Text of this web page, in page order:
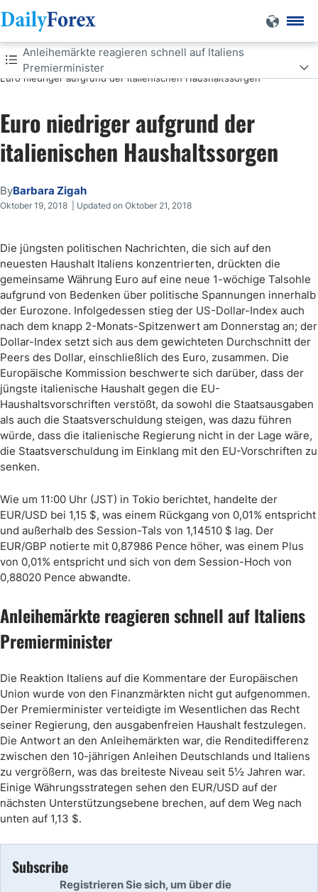
DF Forex Nachrichten
Euro niedriger aufgrund der italienischen Haushaltssorgen
Anleihemärkte reagieren schnell auf Italiens
Premierminister
Euro niedriger aufgrund der
italienischen Haushaltssorgen
ByBarbara Zigah
Oktober 19, 2018 | Updated on Oktober 21, 2018
Die jüngsten politischen Nachrichten, die sich auf den
neuesten Haushalt Italiens konzentrierten, drückten die
gemeinsame Währung Euro auf eine neue 1-wöchige Talsohle
aufgrund von Bedenken über politische Spannungen innerhalb
der Eurozone. Infolgedessen stieg der US-Dollar-Index auch
nach dem knapp 2-Monats-Spitzenwert am Donnerstag an; der
Dollar-Index setzt sich aus dem gewichteten Durchschnitt der
Peers des Dollar, einschließlich des Euro, zusammen. Die
Europäische Kommission beschwerte sich darüber, dass der
jüngste italienische Haushalt gegen die EU-
Haushaltsvorschriften verstößt, da sowohl die Staatsausgaben
als auch die Staatsverschuldung steigen, was dazu führen
würde, dass die italienische Regierung nicht in der Lage wäre,
die Staatsverschuldung im Einklang mit den EU-Vorschriften zu
senken.
Wie um 11:00 Uhr (JST) in Tokio berichtet, handelte der
EUR/USD bei 1,15 $, was einem Rückgang von 0,01% entspricht
und außerhalb des Session-Tals von 1,14510 $ lag. Der
EUR/GBP notierte mit 0,87986 Pence höher, was einem Plus
von 0,01% entspricht und sich von dem Session-Hoch von
0,88020 Pence abwandte.
Anleihemärkte reagieren schnell auf Italiens
Premierminister
Die Reaktion Italiens auf die Kommentare der Europäischen
Union wurde von den Finanzmärkten nicht gut aufgenommen.
Der Premierminister verteidigte im Wesentlichen das Recht
seiner Regierung, den ausgabenfreien Haushalt festzulegen.
Die Antwort an den Anleihemärkten war, die Renditedifferenz
zwischen den 10-jährigen Anleihen Deutschlands und Italiens
zu vergrößern, was das breiteste Niveau seit 5½ Jahren war.
Einige Währungsstrategen sehen den EUR/USD auf der
nächsten Unterstützungsebene brechen, auf dem Weg nach
unten auf 1,13 $.
Subscribe
Registrieren Sie sich, um über die